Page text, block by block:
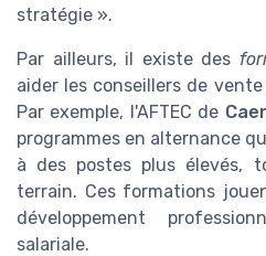
stratégie ».
Par ailleurs, il existe des
aider les conseillers de
Par exemple, l'AFTEC de
programmes en alternance
à des postes plus élevés,
terrain. Ces formations
développement
salariale.